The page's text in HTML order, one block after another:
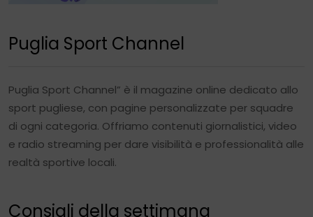
Puglia Sport Channel
Puglia Sport Channel” è il magazine online dedicato allo
sport pugliese, con pagine personalizzate per squadre
di ogni categoria. Offriamo contenuti giornalistici, video
e radio streaming per dare visibilità e professionalità alle
realtà sportive locali.
Consigli della settimana